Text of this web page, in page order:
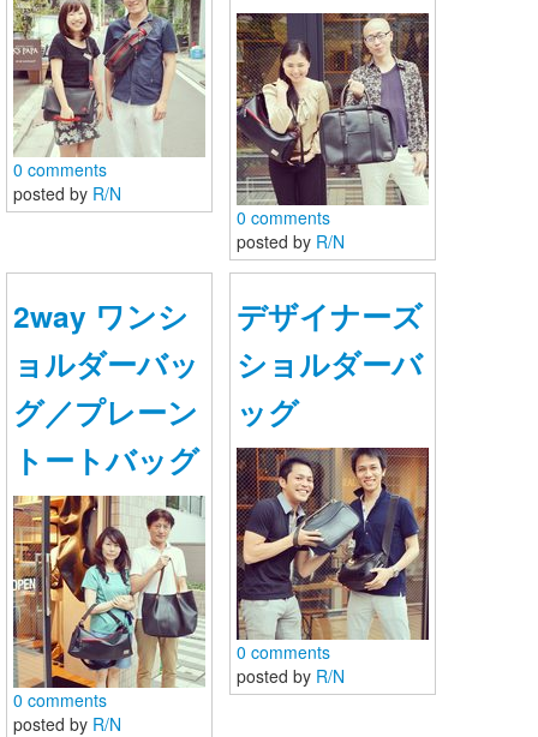
0 comments
posted by R/N
0 comments
posted by R/N
2way ワンシ
ョルダーバッ
グ／プレーン
トートバッグ
0 comments
posted by R/N
デザイナーズ
ショルダーバ
ッグ
0 comments
posted by R/N